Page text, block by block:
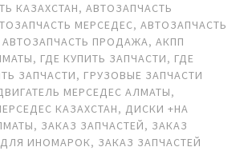
КАЗАХСТАН,АВТОЗАПЧАСТЬ
МЕРСЕДЕС,АВТОЗАПЧАСТЬ
АВТОЗАПЧАСТЬ ПРОДАЖА,АКПП
, ГДЕ КУПИТЬ ЗАПЧАСТИ, ГДЕ
ЗАПЧАСТИ, ГРУЗОВЫЕ ЗАПЧАСТИ
МЕРСЕДЕС АЛМАТЫ,
КАЗАХСТАН, ДИСКИ +НА
, ЗАКАЗ ЗАПЧАСТЕЙ, ЗАКАЗ
ИНОМАРОК, ЗАКАЗ ЗАПЧАСТЕЙ